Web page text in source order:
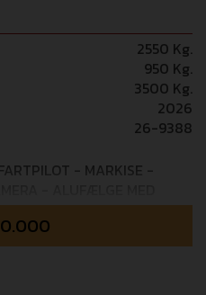
2550 Kg.
950 Kg.
3500 Kg.
2026
26-9388
- MARKISE -
af 36 mdr+ GOSafe
Udstyrspakker som
Elektrisk håndbremse